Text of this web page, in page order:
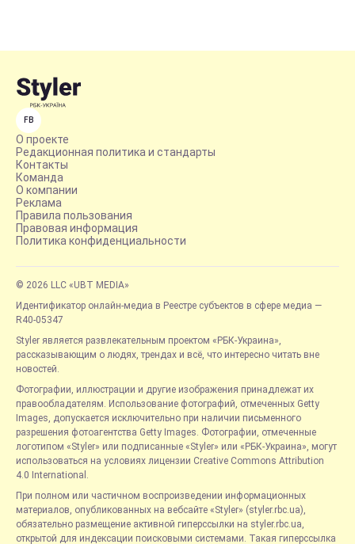
FB
О проекте
Редакционная политика и стандарты
Контакты
Команда
О компании
Реклама
Правила пользования
Правовая информация
Политика конфиденциальности
© 2026 LLC «UBT MEDIA»
Идентификатор онлайн-медиа в Реестре субъектов в сфере медиа —
R40-05347
Styler является развлекательным проектом «РБК-Украина»,
рассказывающим о людях, трендах и всё, что интересно читать вне
новостей.
Фотографии, иллюстрации и другие изображения принадлежат их
правообладателям. Использование фотографий, отмеченных Getty
Images, допускается исключительно при наличии письменного
разрешения фотоагентства Getty Images. Фотографии, отмеченные
логотипом «Styler» или подписанные «Styler» или «РБК-Украина», могут
использоваться на условиях лицензии Creative Commons Attribution
4.0 International.
При полном или частичном воспроизведении информационных
материалов, опубликованных на вебсайте «Styler» (styler.rbc.ua),
обязательно размещение активной гиперссылки на styler.rbc.ua,
открытой для индексации поисковыми системами. Такая гиперссылка